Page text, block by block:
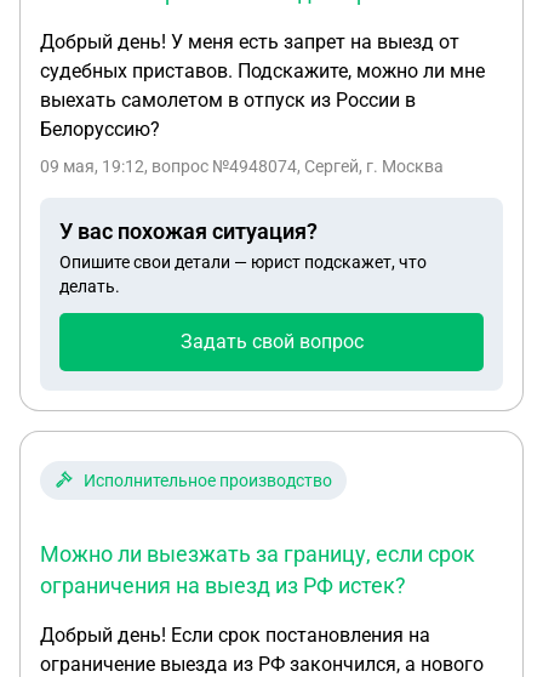
Добрый день! У меня есть запрет на выезд от
судебных приставов. Подскажите, можно ли мне
выехать самолетом в отпуск из России в
Белоруссию?
09 мая, 19:12, вопрос №4948074, Сергей, г. Москва
У вас похожая ситуация?
Опишите свои детали — юрист подскажет, что
делать.
Задать свой вопрос
Исполнительное производство
Можно ли выезжать за границу, если срок
ограничения на выезд из РФ истек?
Добрый день! Если срок постановления на
ограничение выезда из РФ закончился, а нового